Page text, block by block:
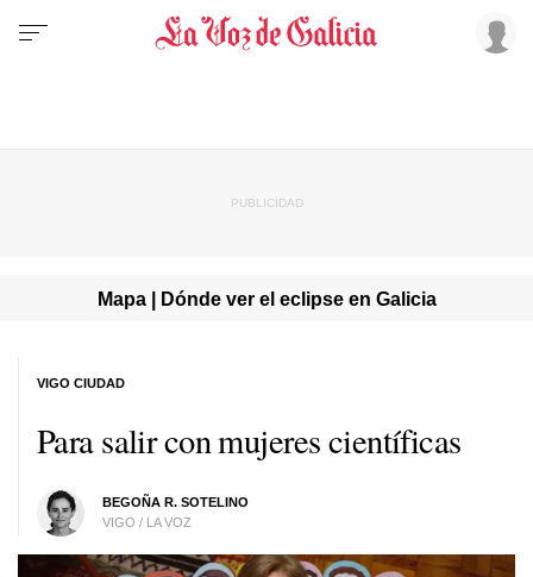
Mapa | Dónde ver el eclipse en Galicia
Para salir con mujeres científicas
BEGOÑA R. SOTELINO
VIGO / LA VOZ
VIGO CIUDAD